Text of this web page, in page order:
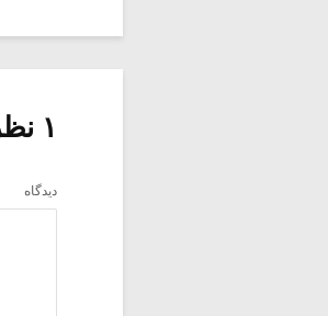
۱ نظر
دیدگاه